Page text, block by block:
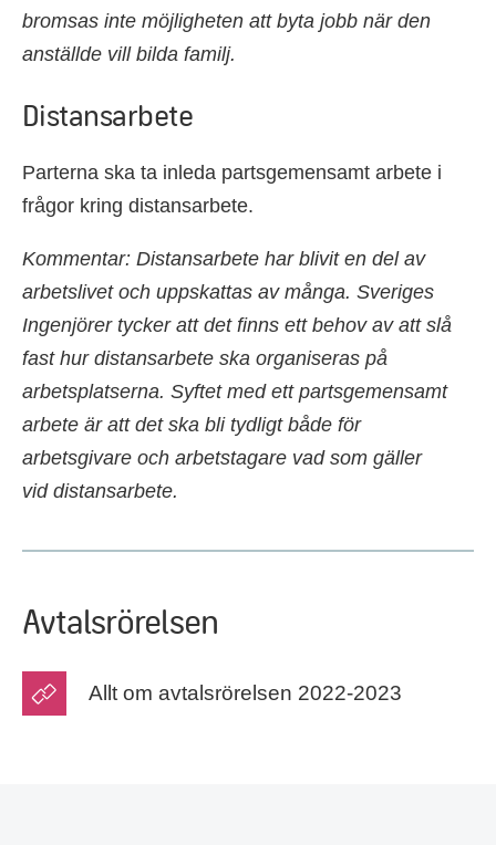
bromsas inte möjligheten att byta jobb när den
anställde vill bilda familj.
Distansarbete
Parterna ska ta inleda partsgemensamt arbete i
frågor kring distansarbete.
Kommentar: Distansarbete har blivit en del av
arbetslivet och uppskattas av många. Sveriges
Ingenjörer tycker att det finns ett behov av att slå
fast hur distansarbete ska organiseras på
arbetsplatserna. Syftet med ett partsgemensamt
arbete är att det ska bli tydligt både för
arbetsgivare och arbetstagare vad som gäller
vid distansarbete.
Avtalsrörelsen
Allt om avtalsrörelsen 2022-2023